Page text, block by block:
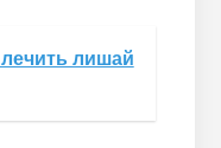
лишай